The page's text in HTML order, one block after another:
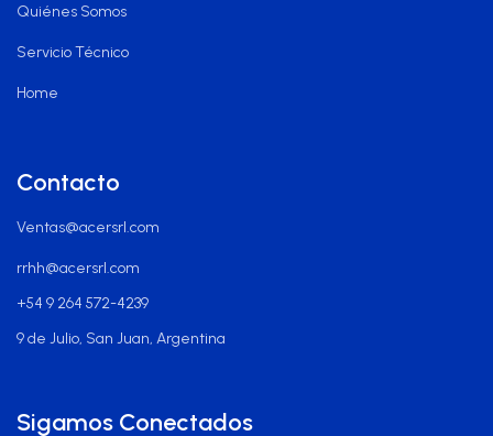
Quiénes Somos
Servicio Técnico
Home
Contacto
Ventas@acersrl.com
rrhh@acersrl.com
+54 9 264 572-4239
9 de Julio, San Juan, Argentina
Sigamos Conectados